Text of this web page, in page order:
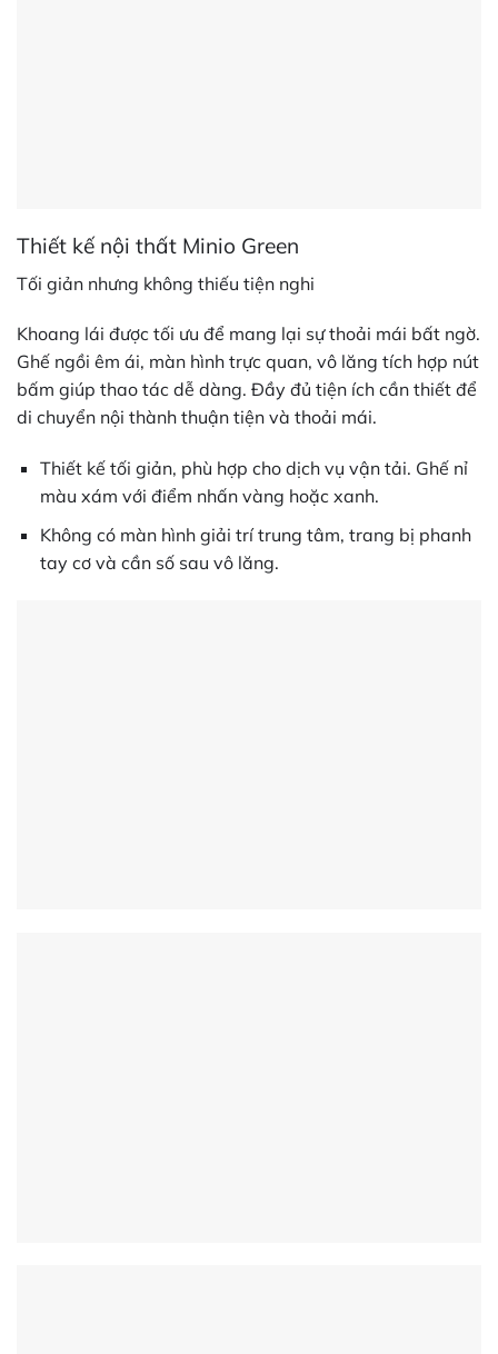
Thiết kế nội thất Minio Green
Tối giản nhưng không thiếu tiện nghi
Khoang lái được tối ưu để mang lại sự thoải mái bất ngờ.
Ghế ngồi êm ái, màn hình trực quan, vô lăng tích hợp nút
bấm giúp thao tác dễ dàng. Đầy đủ tiện ích cần thiết để
di chuyển nội thành thuận tiện và thoải mái.
Thiết kế tối giản, phù hợp cho dịch vụ vận tải. Ghế nỉ
màu xám với điểm nhấn vàng hoặc xanh.
Không có màn hình giải trí trung tâm, trang bị phanh
tay cơ và cần số sau vô lăng.